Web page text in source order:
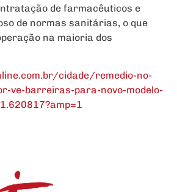
de farmacêuticos e
de normas sanitárias, o que
na maioria dos
cidade/remedio-no-
ve-barreiras-para-novo-modelo-